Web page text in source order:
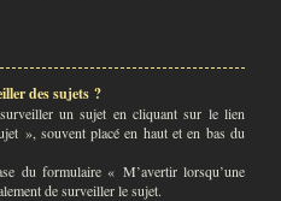
des sujets ?
un sujet en cliquant sur le lien
», souvent placé en haut et en bas du
du formulaire « M’avertir lorsqu’une
de surveiller le sujet.